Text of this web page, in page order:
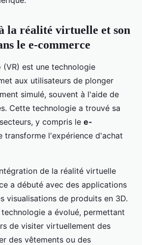
la réalité virtuelle et son
le e-commerce
(VR) est une technologie
aux utilisateurs de plonger
simulé, souvent à l'aide de
Cette technologie a trouvé sa
y compris le e-
transforme l'expérience d'achat
de la réalité virtuelle
a débuté avec des applications
visualisations de produits en 3D.
a évolué, permettant
de visiter virtuellement des
des vêtements ou des